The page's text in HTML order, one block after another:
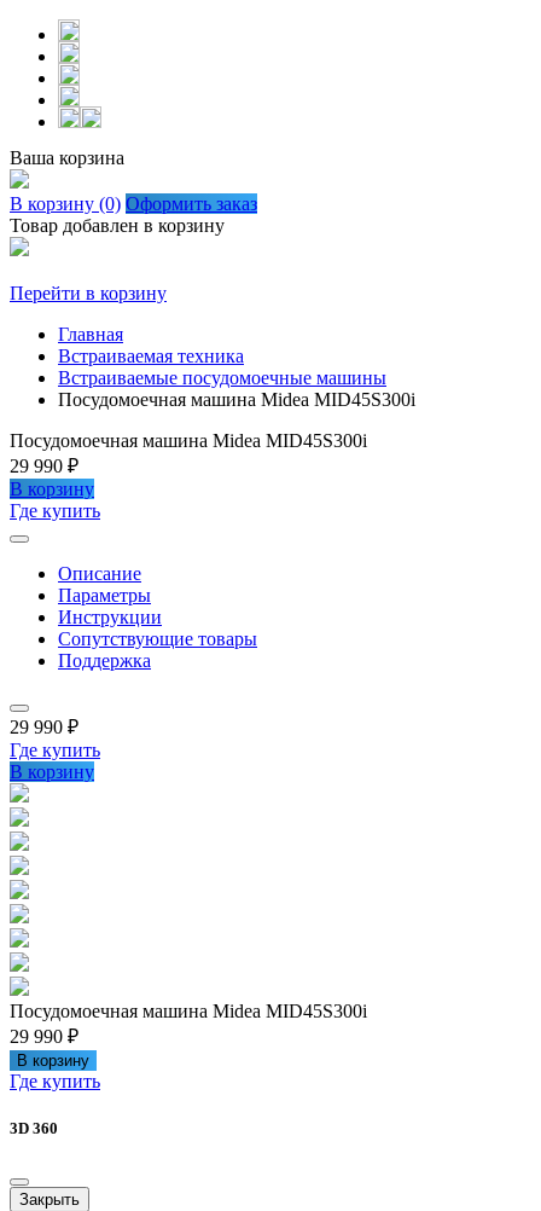
Ваша корзина
В корзину (0) Оформить заказ
Товар добавлен в корзину
Перейти в корзину
Главная
Встраиваемая техника
Встраиваемые посудомоечные машины
Посудомоечная машина Midea MID45S300i
Посудомоечная машина Midea MID45S300i
29 990 ₽
В корзину
Где купить
Описание
Параметры
Инструкции
Сопутствующие товары
Поддержка
29 990 ₽
Где купить
В корзину
Посудомоечная машина Midea MID45S300i
29 990 ₽
В корзину
Где купить
3D 360
Закрыть